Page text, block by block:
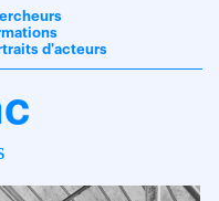
d'acteurs